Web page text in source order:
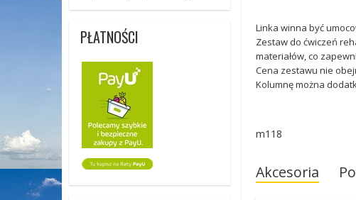
Linka winna być
Zestaw do ćwiczeń
materiałów, co
Cena zestawu nie
Kolumnę można
m118
Akcesoria
PŁATNOŚCI